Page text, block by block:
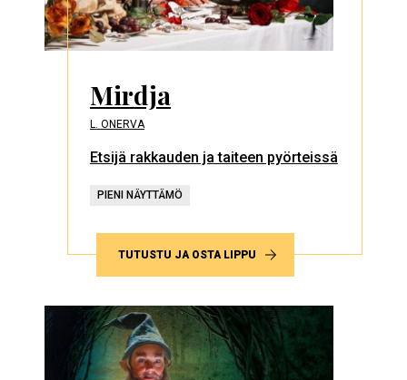
Mirdja
L. ONERVA
Etsijä rakkauden ja taiteen pyörteissä
PIENI NÄYTTÄMÖ
TUTUSTU JA OSTA LIPPU